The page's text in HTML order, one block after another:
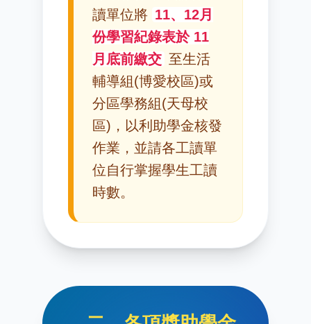
讀單位將 11、12月
份學習紀錄表於 11
月底前繳交 至生活
輔導組(博愛校區)或
分區學務組(天母校
區)，以利助學金核發
作業，並請各工讀單
位自行掌握學生工讀
時數。